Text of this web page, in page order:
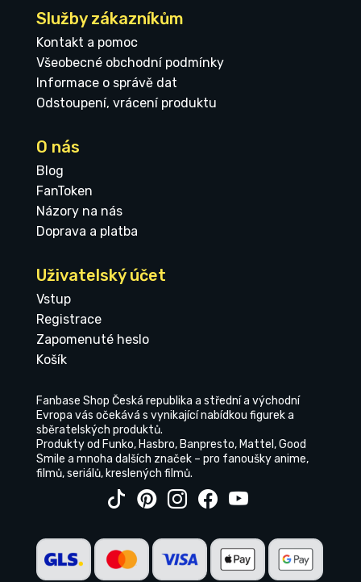
Služby zákazníkům
Kontakt a pomoc
Všeobecné obchodní podmínky
Informace o správě dat
Odstoupení, vrácení produktu
O nás
Blog
FanToken
Názory na nás
Doprava a platba
Uživatelský účet
Vstup
Registrace
Zapomenuté heslo
Košík
Fanbase Shop Česká republika a střední a východní
Evropa vás očekává s vynikající nabídkou figurek a
sběratelských produktů.
Produkty od Funko, Hasbro, Banpresto, Mattel, Good
Smile a mnoha dalších značek – pro fanoušky anime,
filmů, seriálů, kreslených filmů.